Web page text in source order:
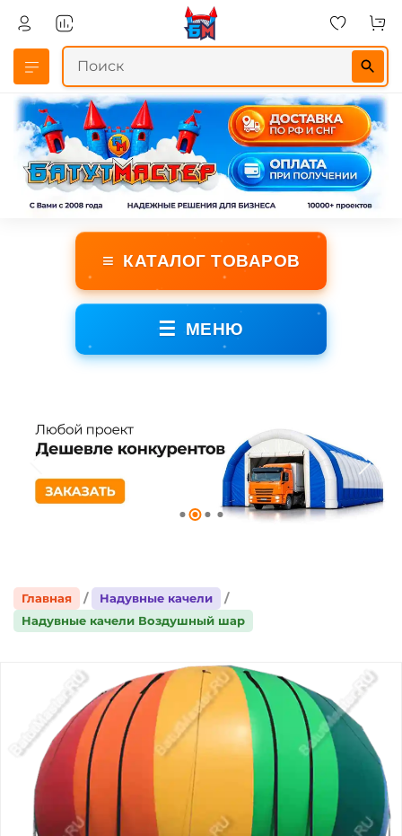
≡ КАТАЛОГ ТОВАРОВ
☰ МЕНЮ
Главная
Надувные качели
Надувные качели Воздушный шар